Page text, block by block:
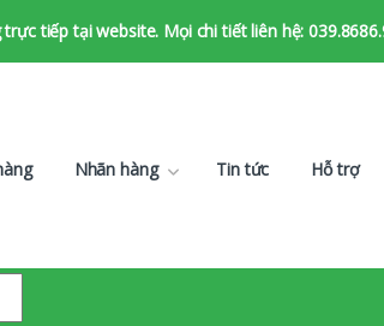
tiếp tại website. Mọi chi tiết liên hệ:
Nhãn hàng Tin tức Hỗ trợ